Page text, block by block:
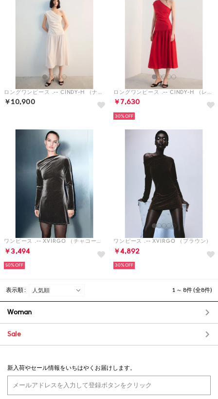
ロングワンピース .-- CINDY-H （ナチュラルホワイト）
￥10,900
ロングワンピース .-- CINDY-H （レッド）
￥7,630
30%
ワンピース .-- XVIRGO （チャコール）
￥3,494
50%
ワンピース .-- XVIRGO （ブラウン）
￥4,892
30%
表示順 : 1 ～ 8件 (全8件)
Woman
Sale
新入荷やセール情報をいちはやくお届けします。